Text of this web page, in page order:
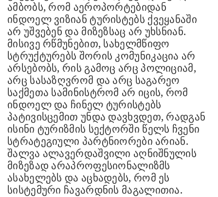
ამბობს, რომ აეროპორტებიდან
ინდოელ ვიზიან ტურისტებს ქვეყანაში
არ უშვებენ და მიზეზსაც არ უხსნიან.
მისივე რწმუნებით, სახელმწიფო
სტრუქტურებს შორის კომუნიკაცია არ
არსებობს, რის გამოც არც პოლიციამ,
არც სასაზღვრომ და არც საგარეო
საქმეთა სამინისტრომ არ იცის, რომ
ინდოელ და ჩინელ ტურისტებს
პატივისცემით უნდა დავხვდეთ, რადგან
ისინი ტურიზმის სექტორში წელს ჩვენი
სტრატეგიული პარტნიორები არიან.
შალვა ალავერდაშვილი აღნიშნულის
მიზეზად არაპროფესიონალიზმს
ასახელებს და აცხადებს, რომ ეს
სისტემური ჩავარდნის მაგალითია.